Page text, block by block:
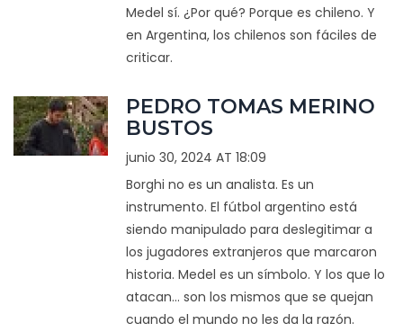
Medel sí. ¿Por qué? Porque es chileno. Y
en Argentina, los chilenos son fáciles de
criticar.
PEDRO TOMAS MERINO
BUSTOS
junio 30, 2024 AT 18:09
Borghi no es un analista. Es un
instrumento. El fútbol argentino está
siendo manipulado para deslegitimar a
los jugadores extranjeros que marcaron
historia. Medel es un símbolo. Y los que lo
atacan... son los mismos que se quejan
cuando el mundo no les da la razón.